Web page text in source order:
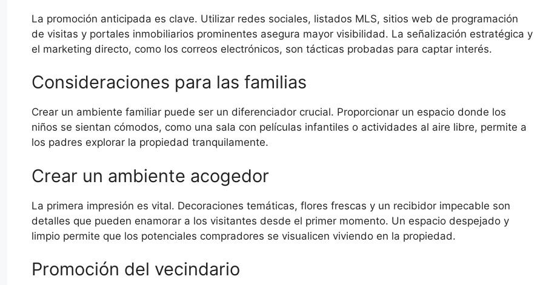
La promoción anticipada es clave. Utilizar redes sociales, listados MLS, sitios web de programación
de visitas y portales inmobiliarios prominentes asegura mayor visibilidad. La señalización estratégica y
el marketing directo, como los correos electrónicos, son tácticas probadas para captar interés.
Consideraciones para las familias
Crear un ambiente familiar puede ser un diferenciador crucial. Proporcionar un espacio donde los
niños se sientan cómodos, como una sala con películas infantiles o actividades al aire libre, permite a
los padres explorar la propiedad tranquilamente.
Crear un ambiente acogedor
La primera impresión es vital. Decoraciones temáticas, flores frescas y un recibidor impecable son
detalles que pueden enamorar a los visitantes desde el primer momento. Un espacio despejado y
limpio permite que los potenciales compradores se visualicen viviendo en la propiedad.
Promoción del vecindario